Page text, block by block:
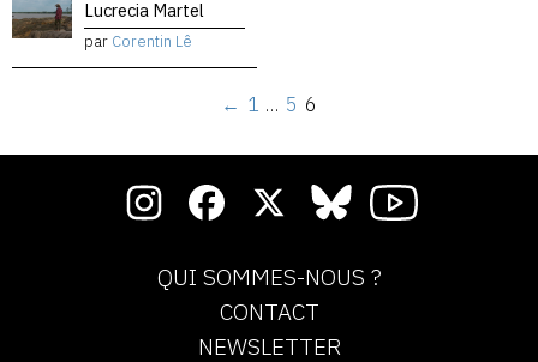
Lucrecia Martel
par Corentin Lê
← 1 … 5 6
QUI SOMMES-NOUS ?
CONTACT
NEWSLETTER